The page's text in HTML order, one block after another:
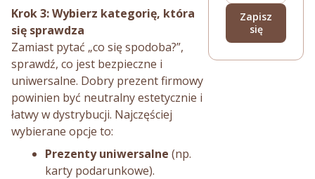
Krok 3: Wybierz kategorię, która
się sprawdza
Zamiast pytać „co się spodoba?”,
sprawdź, co jest bezpieczne i
uniwersalne. Dobry prezent firmowy
powinien być neutralny estetycznie i
łatwy w dystrybucji. Najczęściej
wybierane opcje to:
Prezenty uniwersalne (np.
karty podarunkowe).
Zapisz
się